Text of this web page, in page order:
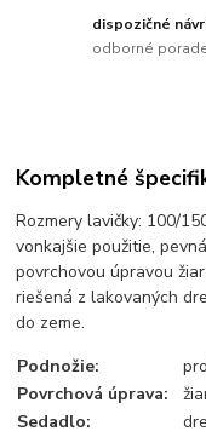
dispozičné
odborné
Kompletné
Rozmery lavičky: 100/
vonkajšie použitie,
povrchovou úpravou
riešená z lakovaných
do zeme.
Podnožie:
Povrchová úprava:
Sedadlo: